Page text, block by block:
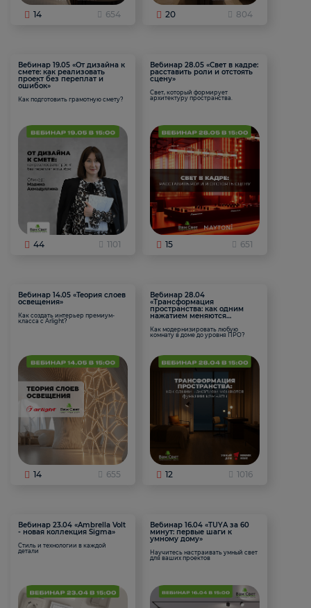
14 654 20 804
Вебинар 19.05 «От дизайна к
смете: как реализовать
проект без переплат и
ошибок»
Как подготовить грамотную смету?
44 1101
Вебинар 28.05 «Свет в кадре:
расставить роли и отстоять
сцену»
Свет, который формирует
архитектуру пространства.
15 651
Вебинар 14.05 «Теория слоев
освещения»
Как создать интерьер премиум-
класса с Arlight?
14 655
Вебинар 28.04
«Трансформация
пространства: как одним
нажатием меняются
Как модернизировать любую
комнату в доме до уровня ПРО?
12 1016
Вебинар 23.04 «Ambrella Volt
- новая коллекция Sigma»
Стиль и технологии в каждой
детали
Вебинар 16.04 «TUYA за 60
минут: первые шаги к
умному дому»
Научитесь настраивать умный свет
для ваших проектов